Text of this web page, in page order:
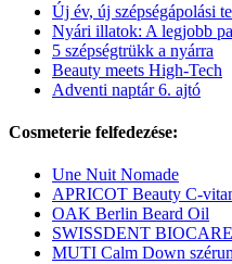
Új év, új szépségápolási
Nyári illatok: A legjobb
5 szépségtrükk a nyárra
Beauty meets High-Tech
Adventi naptár 6. ajtó
Cosmeterie felfedezése:
Une Nuit Nomade
APRICOT Beauty C-
OAK Berlin Beard Oil
SWISSDENT
MUTI Calm Down